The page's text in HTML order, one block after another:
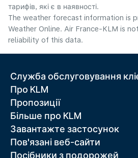
тарифів, які є в наявності.
The weather forecast information is
Weather Online. Air France-KLM is
reliability of this data.
Служба обслуговування
Про KLM
Пропозиції
Більше про KLM
Завантажте застосунок
Пов'язані веб-сайти
Посібники з подорожей